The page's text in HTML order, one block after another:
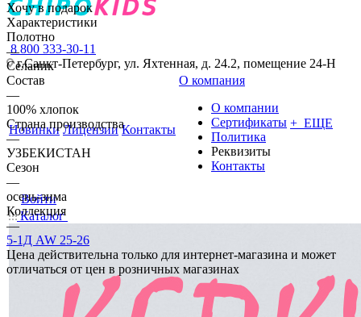
8 800 333-30-11
г.Санкт-Петербург, ул. Яхтенная, д. 24.2, помещение 24-Н
Новинки Лицензии Контакты
О компания
О компании
Сертификаты
Политика
Реквизиты
Контакты
+ ЕЩЕ
Войти
Каталог
Хочу в подарок
Характеристики
Полотно
—
Селаник
Состав
—
100% хлопок
Страна производства
—
УЗБЕКИСТАН
Сезон
—
осень-зима
Коллекция
—
5-1Д AW 25-26
Цена действительна только для интернет-магазина и может
отличаться от цен в розничных магазинах